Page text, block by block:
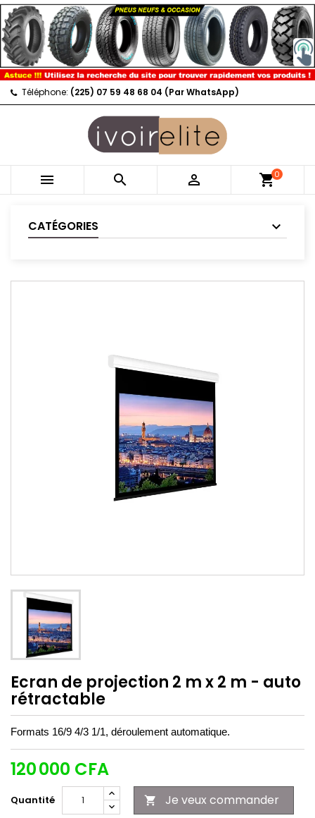
Téléphone: (225) 07 59 48 68 04 (Par WhatsApp)
   shopping_cart0
CATÉGORIES
Ecran de projection 2 m x 2 m - auto
rétractable
Formats 16/9 4/3 1/1, déroulement automatique.
120 000 CFA
Quantité  Je veux commander